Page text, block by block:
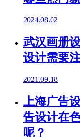
2024.08.02
武汉画册
设计需要
2021.09.18
上海广告
告设计在
呢？